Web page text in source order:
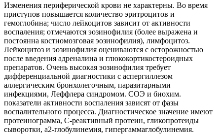
Изменения периферической крови не характерны. Во время
приступов повышается количество эритроцитов и
гемоглобина; число лейкоцитов зависит от активности
воспаления; отмечаются эозинофилия (более выражена и
постоянна костномозговая эозинофилия), лимфоцитоз.
Лейкоцитоз и эозинофилия оцениваются с осторожностью
после введения адреналина и глюкокортикостероидных
препаратов. Очень высокая эозинофилия требует
дифференциальной диагностики с аспергиллезом
аллергическим бронхолегочным, паразитарными
инфекциями, Леффлера синдромом. СОЭ и биохим.
показатели активности воспаления зависят от фазы
воспалительного процесса. Диагностическое значение имеют
протеинограмма, С-реактивный протеин, гликопротеиды
сыворотки, а2-глобулинемия, гипергаммаглобулинемия.